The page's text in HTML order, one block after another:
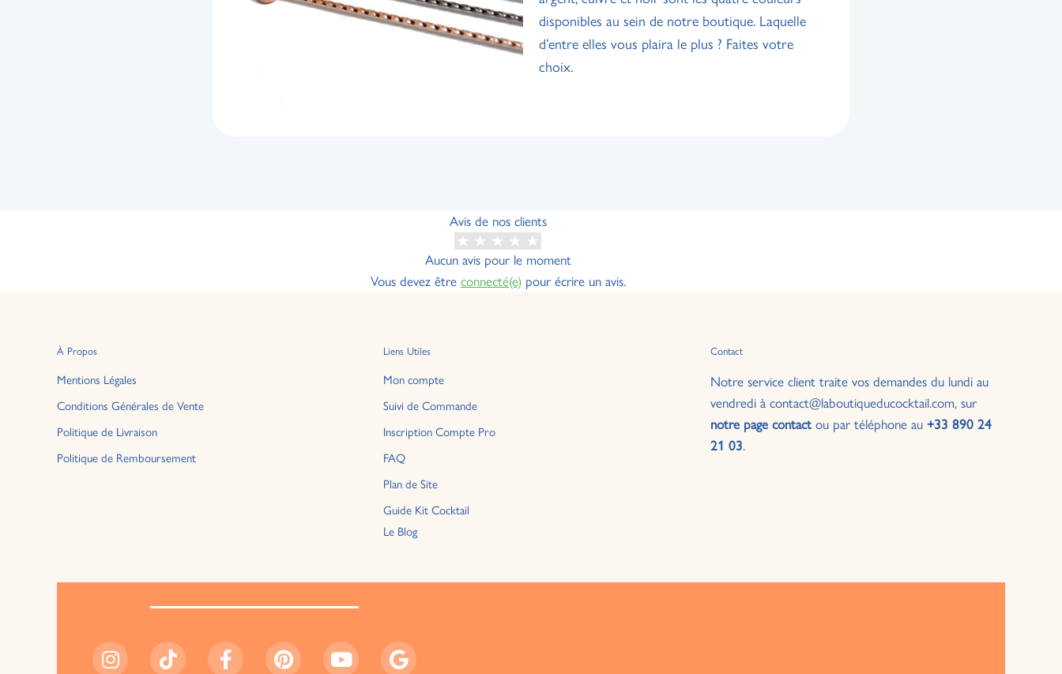
disponibles au sein de notre boutique. Laquelle
d’entre elles vous plaira le plus ? Faites votre
choix.
Avis de nos clients
Aucun avis pour le moment
Vous devez être connecté(e)pour écrire un avis.
À Propos
Mentions Légales
Conditions Générales de Vente
Politique de Livraison
Politique de Remboursement
Liens Utiles
Mon compte
Suivi de Commande
Inscription Compte Pro
FAQ
Plan de Site
Guide Kit Cocktail
Le Blog
Contact
Notre service client traite vos demandes du lundi au
vendredi à contact@laboutiqueducocktail.com, sur
notre page contactou par téléphone au +33 890 24
21 03.